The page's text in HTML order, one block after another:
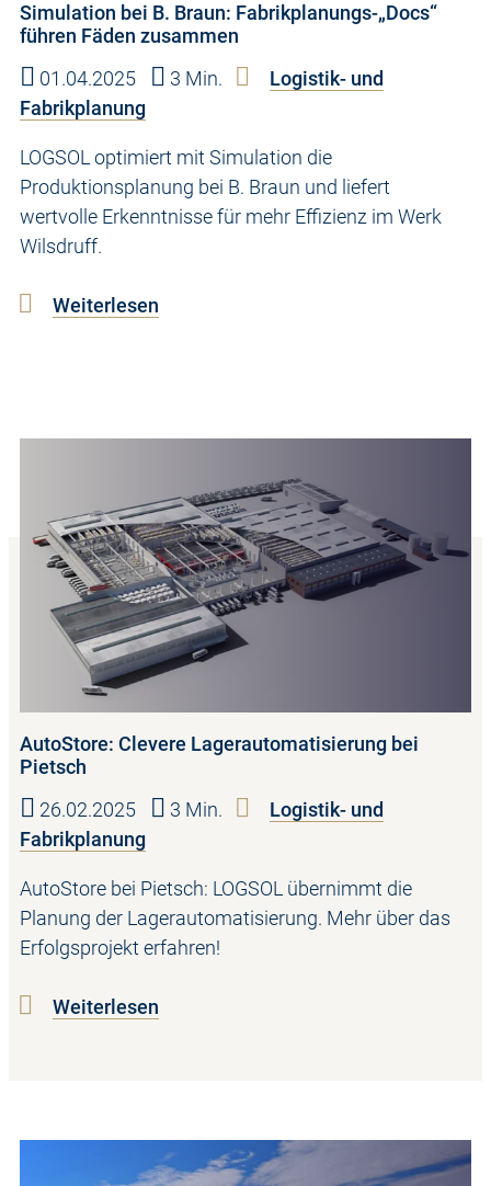
Simulation bei B. Braun: Fabrikplanungs-„Docs“
führen Fäden zusammen
01.04.2025
3 Min.
Logistik- und
Fabrikplanung
LOGSOL optimiert mit Simulation die
Produktionsplanung bei B. Braun und liefert
wertvolle Erkenntnisse für mehr Effizienz im Werk
Wilsdruff.
Weiterlesen
AutoStore: Clevere Lagerautomatisierung bei
Pietsch
26.02.2025
3 Min.
Logistik- und
Fabrikplanung
AutoStore bei Pietsch: LOGSOL übernimmt die
Planung der Lagerautomatisierung. Mehr über das
Erfolgsprojekt erfahren!
Weiterlesen